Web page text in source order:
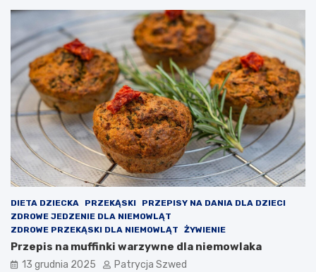
a
z
i
a
ł
a
i
a
k
e
r
z
y
n
o
c
u
c
z
ę
s
z
c
z
a
o
a
j
a
k
i
DIETA DZIECKA PRZEKĄSKI
PRZEPISY NA DANIA DLA DZIECI
ZDROWE JEDZENIE DLA NIEMOWLĄT
ZDROWE PRZEKĄSKI DLA NIEMOWLĄT
ŻYWIENIE
Przepis na muffinki warzywne dla niemowlaka
13 grudnia 2025 Patrycja Szwed